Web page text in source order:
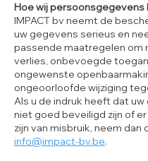
Hoe wij persoonsgegevens
IMPACT bv neemt de
uw gegevens serieus en
passende maatregelen om
verlies, onbevoegde
ongewenste
ongeoorloofde wijziging
Als u de indruk heeft dat
niet goed beveiligd zijn of er
zijn van misbruik, neem dan
info@impact-bv.be.